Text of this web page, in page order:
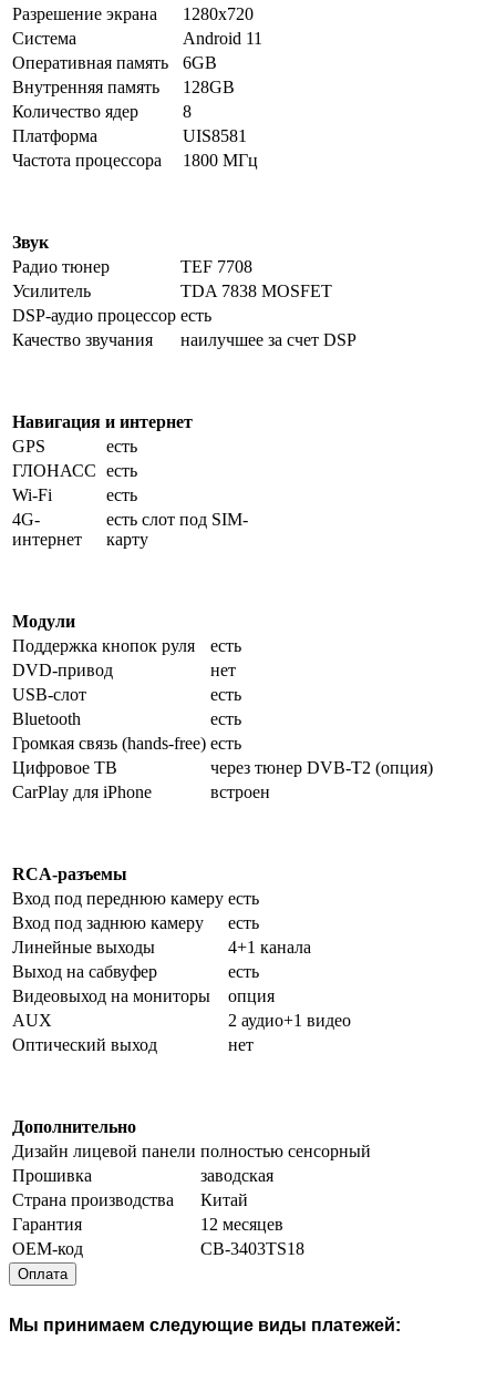
Разрешение экрана
1280х720
Система
Android 11
Оперативная память
6GB
Внутренняя память
128GB
Количество ядер
8
Платформа
UIS8581
Частота процессора
1800 МГц
Звук
Радио тюнер
TEF 7708
Усилитель
TDA 7838 MOSFET
DSP-аудио процессор есть
Качество звучания
наилучшее за счет DSP
Навигация и интернет
GPS
есть
ГЛОНАСС есть
Wi-Fi
есть
4G-
интернет
есть слот под SIM-
карту
Модули
Поддержка кнопок руля
есть
DVD-привод
нет
USB-слот
есть
Bluetooth
есть
Громкая связь (hands-free) есть
Цифровое ТВ
через тюнер DVB-T2 (опция)
CarPlay для iPhone
встроен
RCA-разъемы
Вход под переднюю камеру есть
Вход под заднюю камеру
есть
Линейные выходы
4+1 канала
Выход на сабвуфер
есть
Видеовыход на мониторы
опция
AUX
2 аудио+1 видео
Оптический выход
нет
Дополнительно
Дизайн лицевой панели полностью сенсорный
Прошивка
заводская
Страна производства
Китай
Гарантия
12 месяцев
OEM-код
CB-3403TS18
Оплата
Мы принимаем следующие виды платежей: